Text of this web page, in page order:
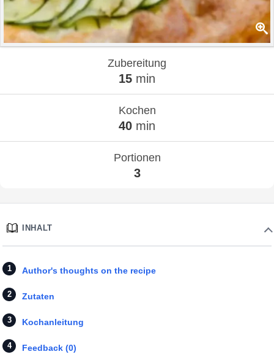
Zubereitung
15 min
Kochen
40 min
Portionen
3
INHALT
Author's thoughts on the recipe
Zutaten
Kochanleitung
Feedback (0)